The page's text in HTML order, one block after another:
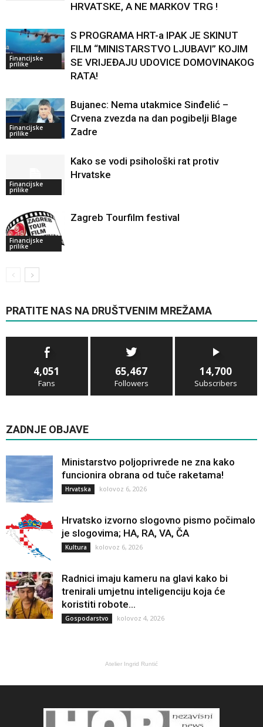
HRVATSKE, A NE MARKOV TRG !
Financijske
prilike
S PROGRAMA HRT-a IPAK JE SKINUT
FILM “MINISTARSTVO LJUBAVI” KOJIM
SE VRIJEĐAJU UDOVICE DOMOVINAKOG
RATA!
Financijske
prilike
Bujanec: Nema utakmice Sinđelić –
Crvena zvezda na dan pogibelji Blage
Zadre
Financijske
prilike
Kako se vodi psihološki rat protiv
Hrvatske
Financijske
prilike
Zagreb Tourfilm festival
PRATITE NAS NA DRUŠTVENIM MREŽAMA
4,051
Fans
65,467
Followers
14,700
Subscribers
ZADNJE OBJAVE
Ministarstvo poljoprivrede ne zna kako
funcionira obrana od tuče raketama!
Hrvatska kolovoz 6, 2026
Hrvatsko izvorno slogovno pismo počimalo
je slogovima; HA, RA, VA, ČA
Kultura kolovoz 6, 2026
Radnici imaju kameru na glavi kako bi
trenirali umjetnu inteligenciju koja će
koristiti robote...
Gospodarstvo kolovoz 4, 2026
Atelier Ingrid Runtić